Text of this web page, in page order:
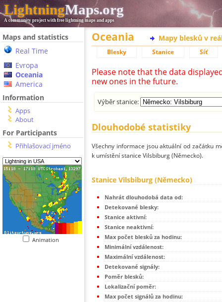
LightningMaps.org
A community project with free lightning maps and apps
Maps and statistics
Real Time
Evropa
Oceania
America
Information
Apps
About
For Participants
Přihlašovací jméno
Animation
Oceania Mapy blesků v
Blesky Stanice Síť
Please note that the data
new ones in the future.
Výběr stanice:
Dlouhodobé statistiky
Všechny informace jsou aktuální od začátku
k umístění stanice Vilsbiburg (Německo).
Stanice Vilsbiburg (Německo)
Nahrát dlouhodobá data od:
Detekované blesky:
Stanice aktivní:
Stanice neaktivní:
Max počet blesků za hodinu:
Minimální vzdálenost:
Maximální vzdálenost:
Detekované signály:
Poměr blesků:
Lokalizační poměr:
Max počet signálů za hodinu: